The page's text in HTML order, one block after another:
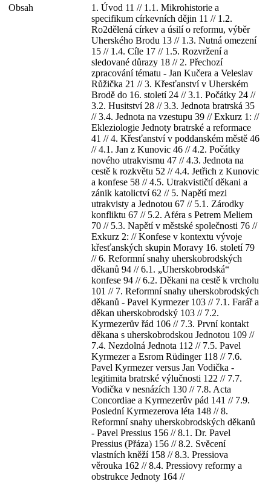
Obsah
1. Úvod 11 // 1.1. Mikrohistorie a
specifikum církevních dějin 11 // 1.2.
Ro2dělená církev a úsilí o reformu, výběr
Uherského Brodu 13 // 1.3. Nutná omezení
15 // 1.4. Cíle 17 // 1.5. Rozvržení a
sledované důrazy 18 // 2. Přechozí
zpracování tématu - Jan Kučera a Veleslav
Růžička 21 // 3. Křesťanství v Uherském
Brodě do 16. století 24 // 3.1. Počátky 24 //
3.2. Husitství 28 // 3.3. Jednota bratrská 35
// 3.4. Jednota na vzestupu 39 // Exkurz 1: //
Ekleziologie Jednoty bratrské a reformace
41 // 4. Křesťanství v poddanském městě 46
// 4.1. Jan z Kunovic 46 // 4.2. Počátky
nového utrakvismu 47 // 4.3. Jednota na
cestě k rozkvětu 52 // 4.4. Jetřich z Kunovic
a konfese 58 // 4.5. Utrakvističtí děkani a
zánik katolictví 62 // 5. Napětí mezi
utrakvisty a Jednotou 67 // 5.1. Zárodky
konfliktu 67 // 5.2. Aféra s Petrem Meliem
70 // 5.3. Napětí v městské společnosti 76 //
Exkurz 2: // Konfese v kontextu vývoje
křesťanských skupin Moravy 16. století 79
// 6. Reformní snahy uherskobrodských
děkanů 94 // 6.1. „Uherskobrodská“
konfese 94 // 6.2. Děkani na cestě k vrcholu
101 // 7. Reformní snahy uherskobrodských
děkanů - Pavel Kyrmezer 103 // 7.1. Farář a
děkan uherskobrodský 103 // 7.2.
Kyrmezerův řád 106 // 7.3. První kontakt
děkana s uherskobrodskou Jednotou 109 //
7.4. Nezdolná Jednota 112 // 7.5. Pavel
Kyrmezer a Esrom Rüdinger 118 // 7.6.
Pavel Kyrmezer versus Jan Vodička -
legitimita bratrské výlučnosti 122 // 7.7.
Vodička v nesnázích 130 // 7.8. Acta
Concordiae a Kyrmezerův pád 141 // 7.9.
Poslední Kyrmezerova léta 148 // 8.
Reformní snahy uherskobrodských děkanů
- Pavel Pressius 156 // 8.1. Dr. Pavel
Pressius (Přáza) 156 // 8.2. Svěcení
vlastních kněží 158 // 8.3. Pressiova
věrouka 162 // 8.4. Pressiovy reformy a
obstrukce Jednoty 164 //